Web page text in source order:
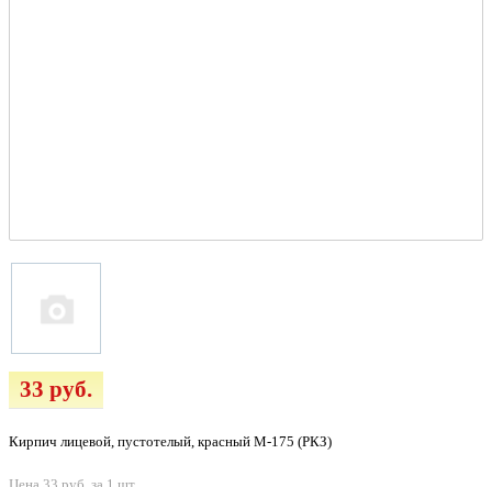
33 руб.
Кирпич лицевой, пустотелый, красный М-175 (РКЗ)